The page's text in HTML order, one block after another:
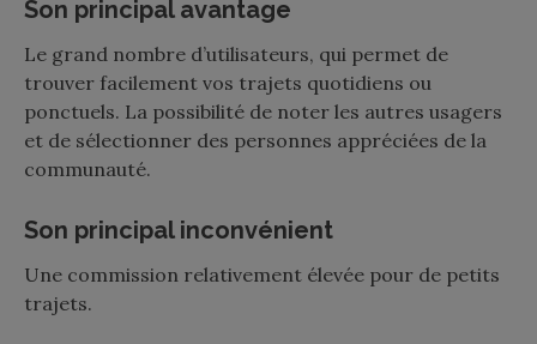
Son principal avantage
Le grand nombre d’utilisateurs, qui permet de
trouver facilement vos trajets quotidiens ou
ponctuels. La possibilité de noter les autres usagers
et de sélectionner des personnes appréciées de la
communauté.
Son principal inconvénient
Une commission relativement élevée pour de petits
trajets.